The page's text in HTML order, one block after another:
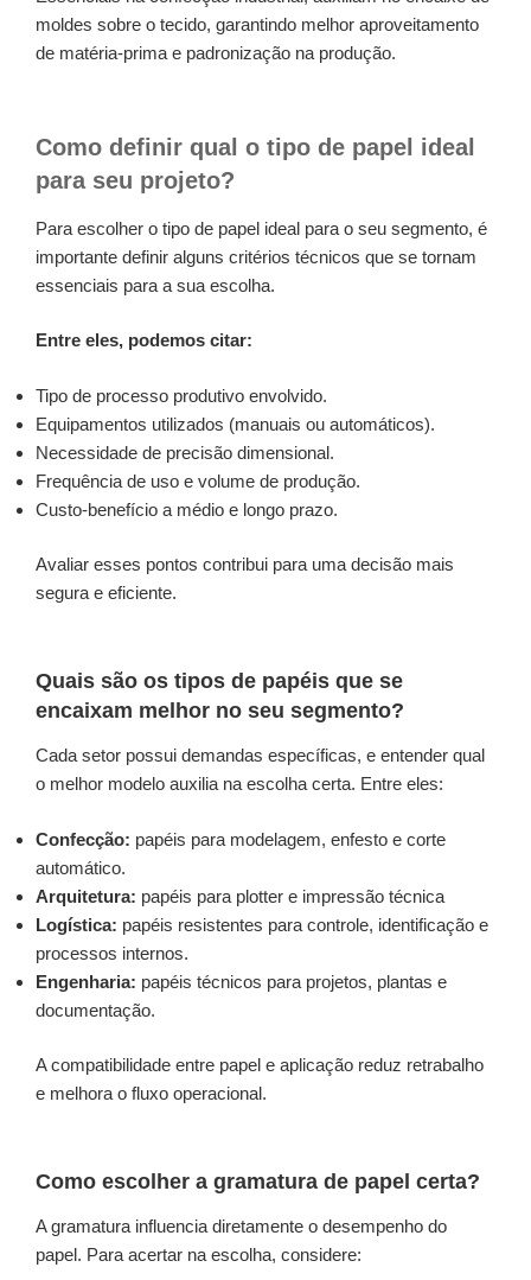
moldes sobre o tecido, garantindo melhor aproveitamento
de matéria-prima e padronização na produção.
Como definir qual o tipo de papel ideal
para seu projeto?
Para escolher o tipo de papel ideal para o seu segmento, é
importante definir alguns critérios técnicos que se tornam
essenciais para a sua escolha.
Entre eles, podemos citar:
Tipo de processo produtivo envolvido.
Equipamentos utilizados (manuais ou automáticos).
Necessidade de precisão dimensional.
Frequência de uso e volume de produção.
Custo-benefício a médio e longo prazo.
Avaliar esses pontos contribui para uma decisão mais
segura e eficiente.
Quais são os tipos de papéis que se
encaixam melhor no seu segmento?
Cada setor possui demandas específicas, e entender qual
o melhor modelo auxilia na escolha certa. Entre eles:
Confecção: papéis para modelagem, enfesto e corte
automático.
Arquitetura: papéis para plotter e impressão técnica
Logística: papéis resistentes para controle, identificação e
processos internos.
Engenharia: papéis técnicos para projetos, plantas e
documentação.
A compatibilidade entre papel e aplicação reduz retrabalho
e melhora o fluxo operacional.
Como escolher a gramatura de papel certa?
A gramatura influencia diretamente o desempenho do
papel. Para acertar na escolha, considere: